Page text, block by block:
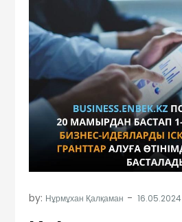
by: Нұрмұхан Қалқаман